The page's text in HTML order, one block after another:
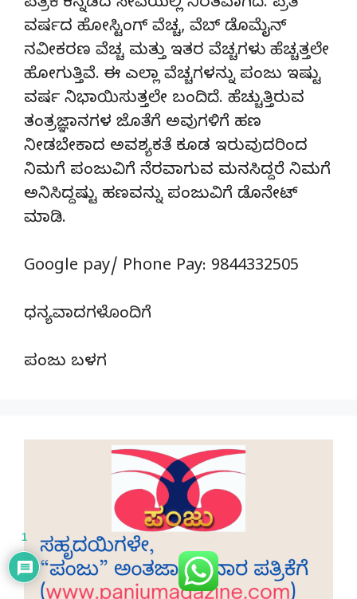
ಪತ್ರಿಕೆ ಕನ್ನಡದ ಸೇವೆಯಲ್ಲಿ ನಿರತವಾಗಿದೆ. ಪ್ರತಿ
ವರ್ಷದ ಹೋಸ್ಟಿಂಗ್‌ ವೆಚ್ಚ, ವೆಬ್‌ ಡೊಮೈನ್‌
ನವೀಕರಣ ವೆಚ್ಚ ಮತ್ತು ಇತರ ವೆಚ್ಚಗಳು ಹೆಚ್ಚತ್ತಲೇ
ಹೋಗುತ್ತಿವೆ. ಈ ಎಲ್ಲಾ ವೆಚ್ಚಗಳನ್ನು ಪಂಜು ಇಷ್ಟು
ವರ್ಷ ನಿಭಾಯಿಸುತ್ತಲೇ ಬಂದಿದೆ. ಹೆಚ್ಚುತ್ತಿರುವ
ತಂತ್ರಜ್ಞಾನಗಳ ಜೊತೆಗೆ ಅವುಗಳಿಗೆ ಹಣ
ನೀಡಬೇಕಾದ ಅವಶ್ಯಕತೆ ಕೂಡ ಇರುವುದರಿಂದ
ನಿಮಗೆ ಪಂಜುವಿಗೆ ನೆರವಾಗುವ ಮನಸಿದ್ದರೆ ನಿಮಗೆ
ಅನಿಸಿದ್ದಷ್ಟು ಹಣವನ್ನು ಪಂಜುವಿಗೆ ಡೊನೇಟ್‌
ಮಾಡಿ.
Google pay/ Phone Pay: 9844332505
ಧನ್ಯವಾದಗಳೊಂದಿಗೆ
ಪಂಜು ಬಳಗ
1